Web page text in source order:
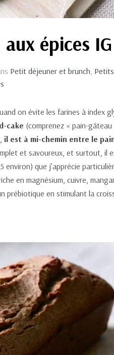
épices
Petit déjeuner et brunch,
on évite les farines à index
cake (comprenez « pain-
il est à mi-chemin entre le
et savoureux, et surtout, il
environ) que j’apprécie
en magnésium, cuivre,
prébiotique en stimulant la